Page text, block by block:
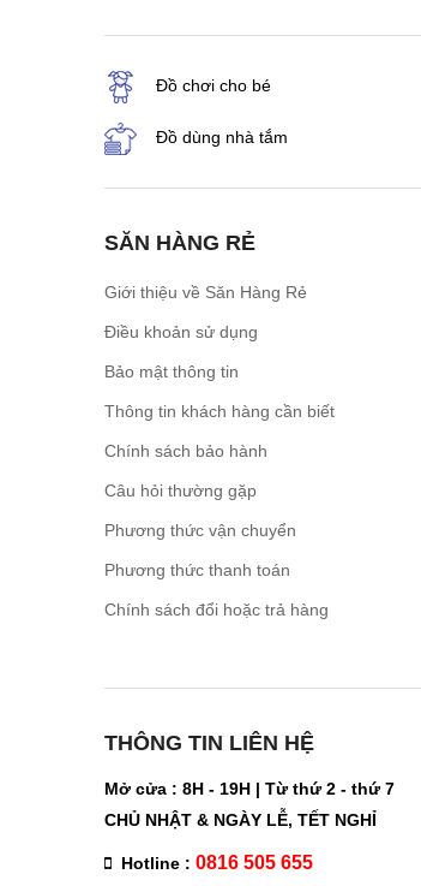
Đồ chơi cho bé
Đồ dùng nhà tắm
SĂN HÀNG RẺ
Giới thiệu về Săn Hàng Rẻ
Điều khoản sử dụng
Bảo mật thông tin
Thông tin khách hàng cần biết
Chính sách bảo hành
Câu hỏi thường gặp
Phương thức vận chuyển
Phương thức thanh toán
Chính sách đổi hoặc trả hàng
THÔNG TIN LIÊN HỆ
Mở cửa : 8H - 19H | Từ thứ 2 - thứ 7
CHỦ NHẬT & NGÀY LỄ, TẾT NGHỈ
Hotline : 0816 505 655